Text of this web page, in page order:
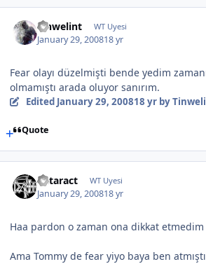
Tinwelint WT Uyesi
January 29, 200818 yr
Fear olayı düzelmişti bende yedim
olmamıştı arada oluyor sanırım.
Edited January 29, 200818 yrby
Quote
Cataract WT Uyesi
January 29, 200818 yr
Haa pardon o zaman ona dikkat etmedim
Ama Tommy de fear yiyo baya ben